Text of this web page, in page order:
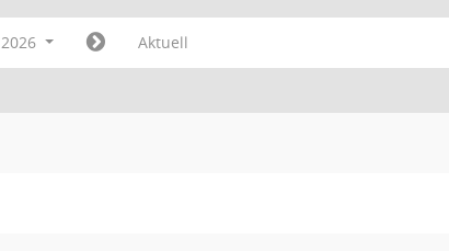
2026 Aktuell